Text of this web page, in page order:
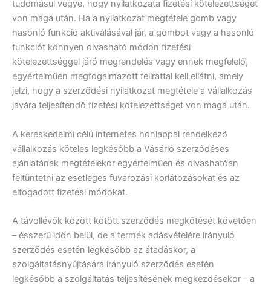
tudomásul vegye, hogy nyilatkozata fizetési kötelezettséget
von maga után. Ha a nyilatkozat megtétele gomb vagy
hasonló funkció aktiválásával jár, a gombot vagy a hasonló
funkciót könnyen olvasható módon fizetési
kötelezettséggel járó megrendelés vagy ennek megfelelő,
egyértelműen megfogalmazott felirattal kell ellátni, amely
jelzi, hogy a szerződési nyilatkozat megtétele a vállalkozás
javára teljesítendő fizetési kötelezettséget von maga után.
A kereskedelmi célú internetes honlappal rendelkező
vállalkozás köteles legkésőbb a Vásárló szerződéses
ajánlatának megtételekor egyértelműen és olvashatóan
feltüntetni az esetleges fuvarozási korlátozásokat és az
elfogadott fizetési módokat.
A távollévők között kötött szerződés megkötését követően
– ésszerű időn belül, de a termék adásvételére irányuló
szerződés esetén legkésőbb az átadáskor, a
szolgáltatásnyújtására irányuló szerződés esetén
legkésőbb a szolgáltatás teljesítésének megkezdésekor – a